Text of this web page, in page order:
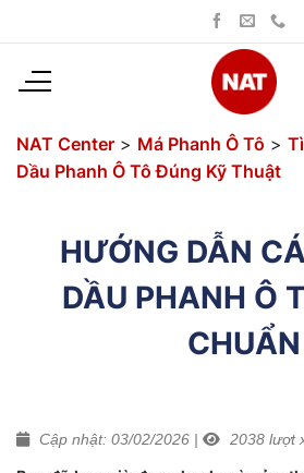
dung
NAT Center > Má Phanh Ô Tô >
Dầu Phanh Ô Tô Đúng Kỹ Thuật
HƯỚNG DẪN
DẦU PHANH Ô
CHUẨN
Cập nhật: 03/02/2026 | 2038 lượt